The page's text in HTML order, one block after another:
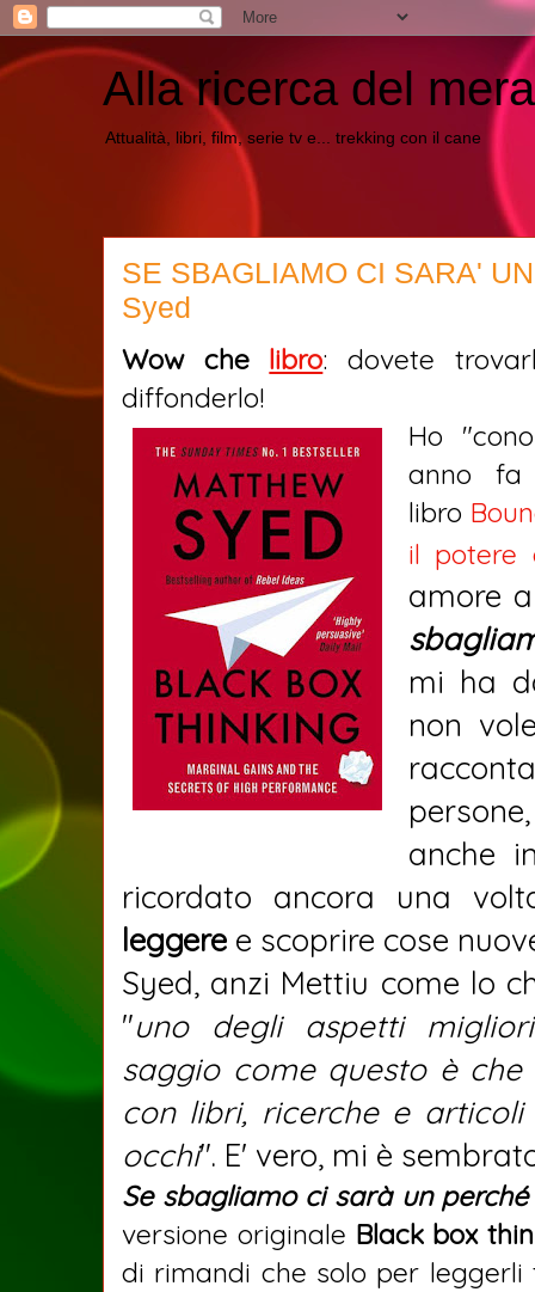
Alla ricerca del
Attualità, libri, film, serie tv e... trekking con il cane
SE SBAGLIAMO CI SARA'
Syed
Wow che libro: dovete
diffonderlo!
Ho
anno fa
libro
il potere
amore
mi ha
non
anche
ricordato ancora una
leggere e scoprire cose
Syed, anzi Mettiu come lo
"uno degli aspetti
saggio come questo è
con libri, ricerche e
occhi". E' vero, mi è
Se sbagliamo ci sarà un perché
versione originale Black box
di rimandi che solo per